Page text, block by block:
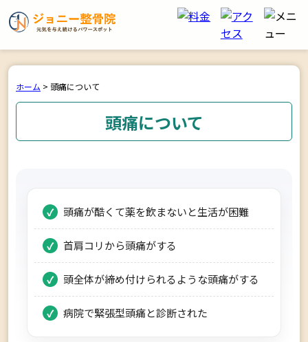
ホーム > 頭痛について
頭痛について
頭痛が酷くて薬を飲まないと生活が困難
首肩コリから頭痛がする
頭全体が締め付けられるような頭痛がする
病院で緊張型頭痛と診断された